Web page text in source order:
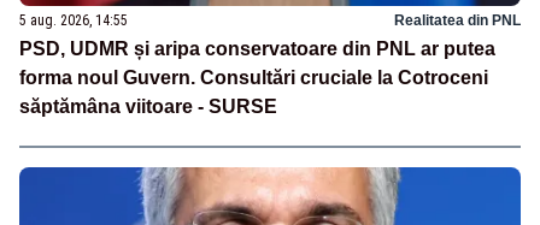
5 aug. 2026, 14:55 Realitatea din PNL
PSD, UDMR și aripa conservatoare din PNL ar putea
forma noul Guvern. Consultări cruciale la Cotroceni
săptămâna viitoare - SURSE